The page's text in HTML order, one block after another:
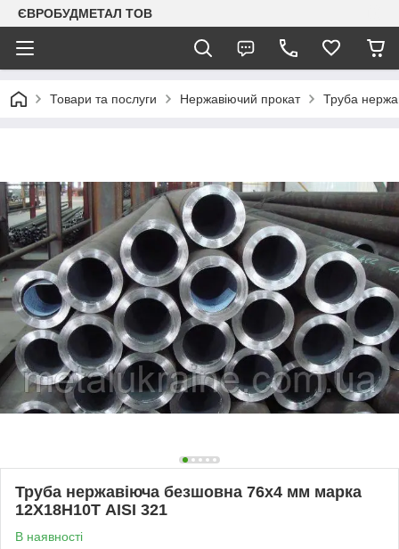
ЄВРОБУДМЕТАЛ ТОВ
Товари та послуги Нержавіючий прокат Труба
Труба нержавіюча безшовна 76х4 мм марка
12Х18Н10Т AISI 321
В наявності